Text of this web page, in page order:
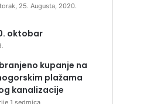
25. Augusta, 2020.
oktobar
kupanje na
plažama
kanalizacije
1 sedmica